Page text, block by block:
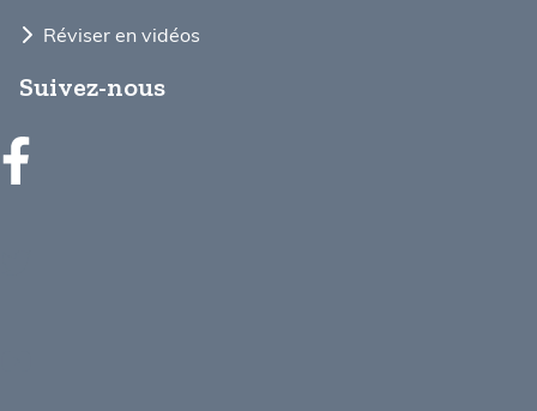
Réviser en vidéos
Suivez-nous